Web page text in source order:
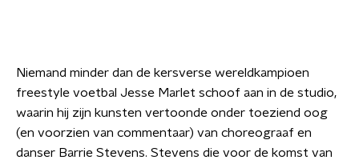
Niemand minder dan de kersverse wereldkampioen
freestyle voetbal Jesse Marlet schoof aan in de studio,
waarin hij zijn kunsten vertoonde onder toeziend oog
(en voorzien van commentaar) van choreograaf en
danser Barrie Stevens. Stevens die voor de komst van